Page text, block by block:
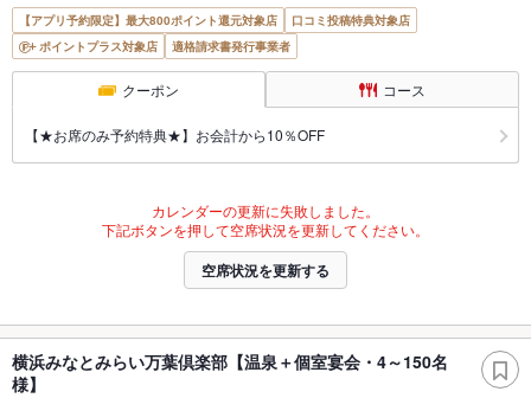
【アプリ予約限定】最大800ポイント還元対象店
口コミ投稿特典対象店
ポイントプラス対象店
適格請求書発行事業者
クーポン コース
【★お席のみ予約特典★】お会計から10％OFF
カレンダーの更新に失敗しました。
下記ボタンを押して空席状況を更新してください。
空席状況を更新する
横浜みなとみらい万葉倶楽部【温泉＋個室宴会・4～150名
様】